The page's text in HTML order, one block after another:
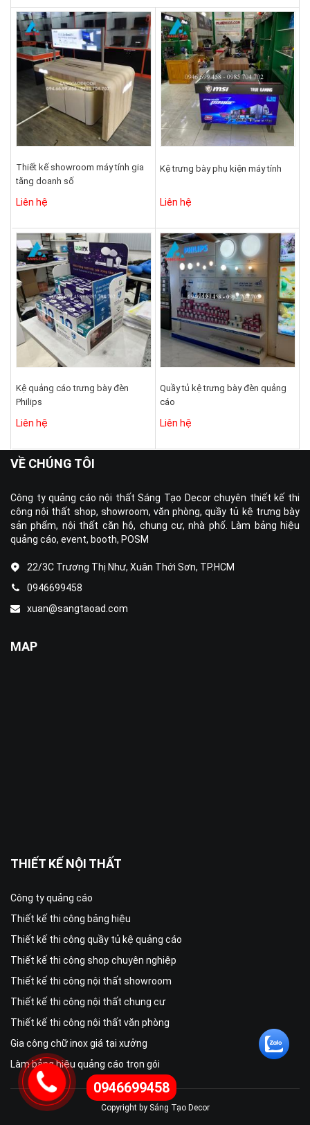
Thiết kế showroom máy tính gia
tăng doanh số
Liên hệ
Kệ trưng bày phụ kiện máy tính
Liên hệ
Kệ quảng cáo trưng bày đèn
Philips
Liên hệ
Quầy tủ kệ trưng bày đèn quảng
cáo
Liên hệ
VỀ CHÚNG TÔI
Công ty quảng cáo nội thất Sáng Tạo Decor chuyên thiết kế thi
công nội thất shop, showroom, văn phòng, quầy tủ kệ trưng bày
sản phẩm, nội thất căn hộ, chung cư, nhà phố. Làm bảng hiệu
quảng cáo, event, booth, POSM
22/3C Trương Thị Như, Xuân Thới Sơn, TP.HCM
0946699458
xuan@sangtaoad.com
MAP
THIẾT KẾ NỘI THẤT
Công ty quảng cáo
Thiết kế thi công bảng hiệu
Thiết kế thi công quầy tủ kệ quảng cáo
Thiết kế thi công shop chuyên nghiệp
Thiết kế thi công nội thất showroom
Thiết kế thi công nội thất chung cư
Thiết kế thi công nội thất văn phòng
Gia công chữ inox giá tại xưởng
Làm bảng hiệu quảng cáo trọn gói
Copyright by Sáng Tạo Decor
0946699458